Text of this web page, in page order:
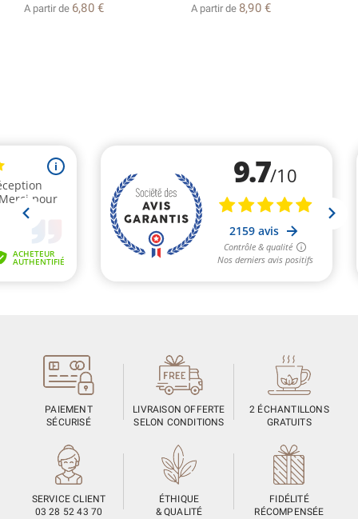
A partir de 6,80 € A partir de 8,90 €
PAIEMENT
SÉCURISÉ
LIVRAISON OFFERTE
SELON CONDITIONS
2 ÉCHANTILLONS
GRATUITS
SERVICE CLIENT
03 28 52 43 70
ÉTHIQUE
& QUALITÉ
FIDÉLITÉ
RÉCOMPENSÉE